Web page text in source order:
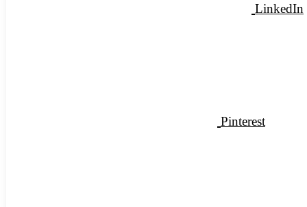
LinkedIn
Pinterest